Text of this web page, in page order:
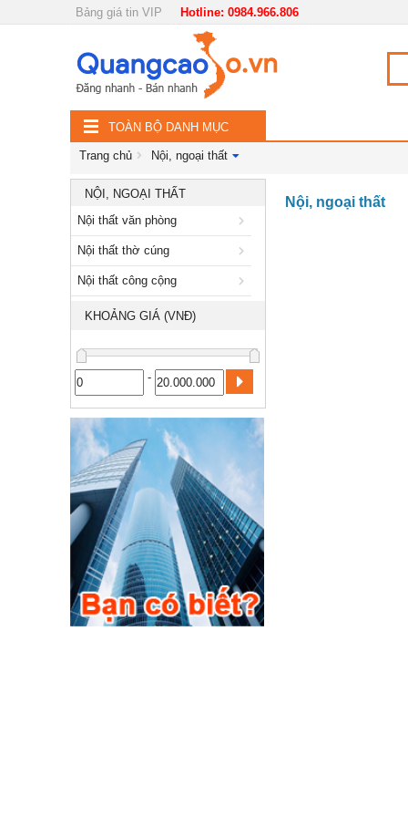
Bảng giá tin VIP Hotline: 0984.966.806
Nội, ngoại thất
Nội thất văn phòng
Đồ gia dụng
Điện thoại, Viễn thông
Nhà và Đất
Dịch vụ
Công nghiệp, xây dựng
TOÀN BỘ DANH MỤC
Trang chủ Nội, ngoại thất
NỘI, NGOẠI THẤT
Nội thất văn phòng
Nội thất thờ cúng
Nội thất công cộng
KHOẢNG GIÁ (VNĐ)
-
Nội, ngoại thất